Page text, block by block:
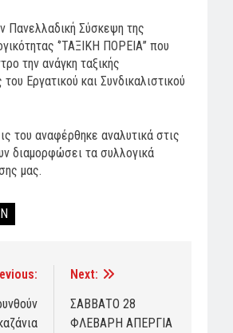
Πανελλαδική Σύσκεψη της
‘’ΤΑΞΙΚΗ ΠΟΡΕΙΑ’’ που
την ανάγκη ταξικής
Εργατικού και Συνδικαλιστικού
του αναφέρθηκε αναλυτικά στις
διαμορφώσει τα συλλογικά
μας.
Next:
ΣΑΒΒΑΤΟ 28
ΦΛΕΒΑΡΗ ΑΠΕΡΓΙΑ